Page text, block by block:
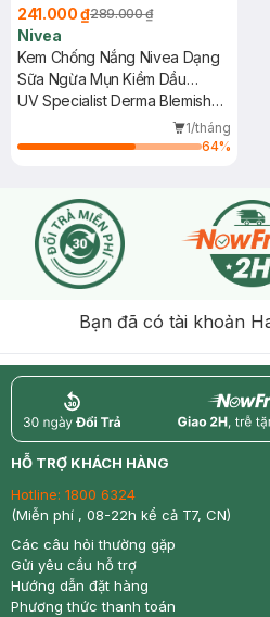
241.000 ₫289.000 ₫
Nivea
Kem Chống Nắng Nivea Dạng
Sữa Ngừa Mụn Kiềm Dầu
SPF50+ 40ml
UV Specialist Derma Blemish
1/tháng
64%
Bạn đã có tài khoản
return nowfree
HỖ TRỢ KHÁCH HÀNG
Hotline: 1800 6324
(Miễn phí , 08-22h kể cả T7, CN)
Các câu hỏi thường gặp
Gửi yêu cầu hỗ trợ
Hướng dẫn đặt hàng
Phương thức thanh toán